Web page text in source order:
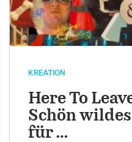
KREATION
Here To
Schön
für …